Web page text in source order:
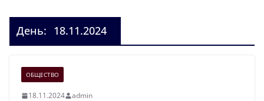
День: 18.11.2024
ОБЩЕСТВО
18.11.2024 admin